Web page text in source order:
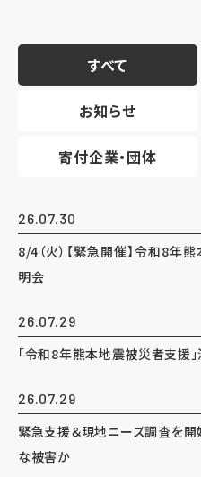
すべて
お知らせ
寄付企業・団体
26.07.30
8/4（火）【緊急開催】令和8年
明会
26.07.29
「令和8年熊本地震被災者支援」
26.07.29
緊急支援＆現地ニーズ調査を
な被害か